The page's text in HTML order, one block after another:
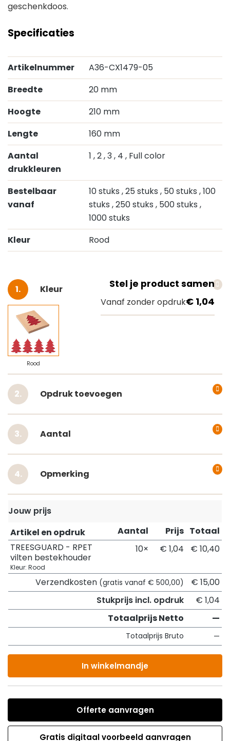
geschenkdoos.
Specificaties
Artikelnummer
A36-CX1479-05
Breedte
20 mm
Hoogte
210 mm
Lengte
160 mm
Aantal
drukkleuren
1 , 2, 3, 4 , Full color
Bestelbaar
vanaf
10 stuks , 25 stuks , 50 stuks , 100
stuks , 250 stuks , 500 stuks ,
1000 stuks
Kleur
Rood
Stel je product samen
Vanaf zonder opdruk€ 1,04
Selecteer
Kleur
Rood
Opdruk toevoegen
Aantal
Opmerking
Jouw prijs
Artikel en opdruk
Aantal Prijs Totaal
TREESGUARD - RPET
vilten bestekhouder
Kleur: Rood
10× € 1,04 € 10,40
Verzendkosten (gratis vanaf € 500,00)
€ 15,00
Stukprijs incl. opdruk
€ 1,04
Totaalprijs Netto
—
Totaalprijs Bruto —
In winkelmandje
Offerte aanvragen
Gratis digitaal voorbeeld aanvragen